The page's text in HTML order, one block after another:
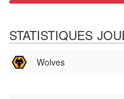
STATISTIQUES
Wolves